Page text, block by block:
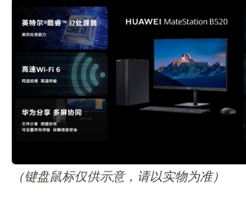
（键盘鼠标仅供示意，请以实物为准）